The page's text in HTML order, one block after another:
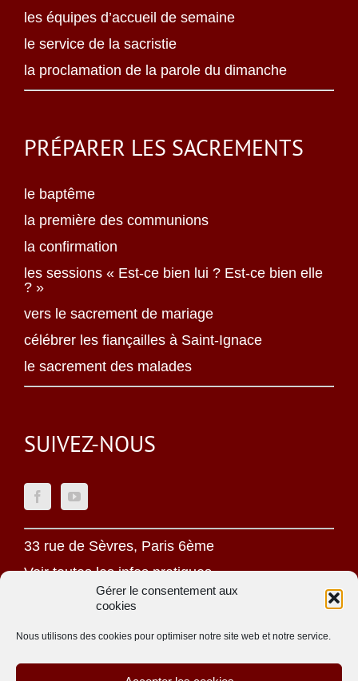
Gérer le consentement aux
cookies
Nous utilisons des cookies pour optimiser notre site web et notre service.
les équipes d’accueil de semaine
le service de la sacristie
la proclamation de la parole du dimanche
PRÉPARER LES SACREMENTS
le baptême
la première des communions
la confirmation
les sessions « Est-ce bien lui ? Est-ce bien elle
? »
vers le sacrement de mariage
célébrer les fiançailles à Saint-Ignace
le sacrement des malades
SUIVEZ-NOUS
33 rue de Sèvres, Paris 6ème
Voir toutes les infos pratiques
Mentions légales
Politique de confidentialité
Une oeuvre jésuite